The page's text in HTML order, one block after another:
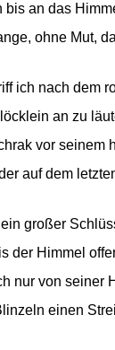
bis an das
ohne Mut,
ich nach dem
an zu
vor seinem
auf dem
großer
der Himmel
nur von seiner
einen